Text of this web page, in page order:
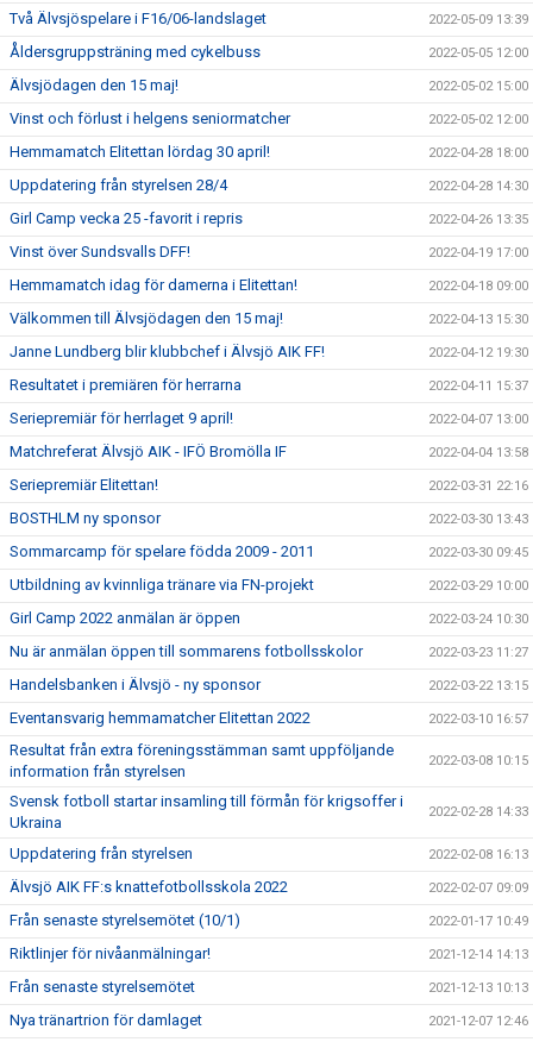
Två Älvsjöspelare i F16/06-landslaget 2022-05-09 13:39
Åldersgruppsträning med cykelbuss 2022-05-05 12:00
Älvsjödagen den 15 maj! 2022-05-02 15:00
Vinst och förlust i helgens seniormatcher 2022-05-02 12:00
Hemmamatch Elitettan lördag 30 april! 2022-04-28 18:00
Uppdatering från styrelsen 28/4 2022-04-28 14:30
Girl Camp vecka 25 -favorit i repris 2022-04-26 13:35
Vinst över Sundsvalls DFF! 2022-04-19 17:00
Hemmamatch idag för damerna i Elitettan! 2022-04-18 09:00
Välkommen till Älvsjödagen den 15 maj! 2022-04-13 15:30
Janne Lundberg blir klubbchef i Älvsjö AIK FF! 2022-04-12 19:30
Resultatet i premiären för herrarna 2022-04-11 15:37
Seriepremiär för herrlaget 9 april! 2022-04-07 13:00
Matchreferat Älvsjö AIK - IFÖ Bromölla IF 2022-04-04 13:58
Seriepremiär Elitettan! 2022-03-31 22:16
BOSTHLM ny sponsor 2022-03-30 13:43
Sommarcamp för spelare födda 2009 - 2011 2022-03-30 09:45
Utbildning av kvinnliga tränare via FN-projekt 2022-03-29 10:00
Girl Camp 2022 anmälan är öppen 2022-03-24 10:30
Nu är anmälan öppen till sommarens fotbollsskolor 2022-03-23 11:27
Handelsbanken i Älvsjö - ny sponsor 2022-03-22 13:15
Eventansvarig hemmamatcher Elitettan 2022 2022-03-10 16:57
Resultat från extra föreningsstämman samt uppföljande
information från styrelsen
2022-03-08 10:15
Svensk fotboll startar insamling till förmån för krigsoffer i
Ukraina
2022-02-28 14:33
Uppdatering från styrelsen 2022-02-08 16:13
Älvsjö AIK FF:s knattefotbollsskola 2022 2022-02-07 09:09
Från senaste styrelsemötet (10/1) 2022-01-17 10:49
Riktlinjer för nivåanmälningar! 2021-12-14 14:13
Från senaste styrelsemötet 2021-12-13 10:13
Nya tränartrion för damlaget 2021-12-07 12:46